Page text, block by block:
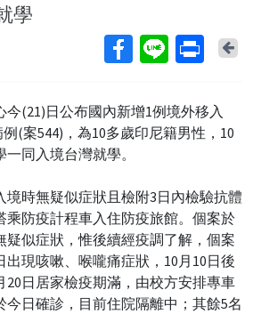
學
(21)日公布國內新增1例境外移入
(案544)，為10多歲印尼籍男性，10
同入境台灣就學。
境時無疑似症狀且檢附3日內檢驗抗體
乘防疫計程車入住防疫旅館。個案於
疑似症狀，惟後續經疫調了解，個案
出現咳嗽、喉嚨痛症狀，10月10日後
20日居家檢疫期滿，由校方安排專車
日確診，目前住院隔離中；其餘5名